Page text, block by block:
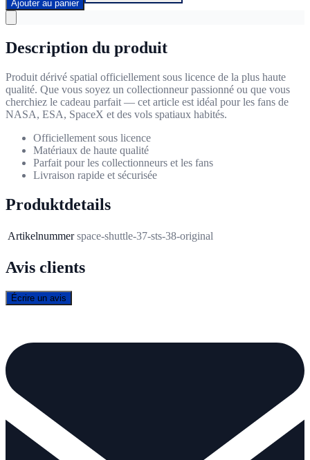
Ajouter au panier
Description du produit
Produit dérivé spatial officiellement sous licence de la plus haute
qualité. Que vous soyez un collectionneur passionné ou que vous
cherchiez le cadeau parfait — cet article est idéal pour les fans de
NASA, ESA, SpaceX et des vols spatiaux habités.
Officiellement sous licence
Matériaux de haute qualité
Parfait pour les collectionneurs et les fans
Livraison rapide et sécurisée
Produktdetails
Artikelnummer space-shuttle-37-sts-38-original
Avis clients
Écrire un avis